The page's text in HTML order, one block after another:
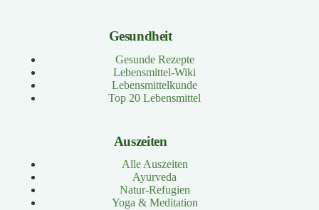
Gesundheit
Gesunde Rezepte
Lebensmittel-Wiki
Lebensmittelkunde
Top 20 Lebensmittel
Auszeiten
Alle Auszeiten
Ayurveda
Natur-Refugien
Yoga & Meditation